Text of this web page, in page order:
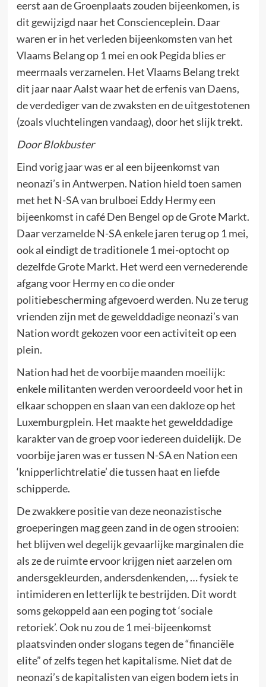
eerst aan de Groenplaats zouden bijeenkomen, is
dit gewijzigd naar het Conscienceplein. Daar
waren er in het verleden bijeenkomsten van het
Vlaams Belang op 1 mei en ook Pegida blies er
meermaals verzamelen. Het Vlaams Belang trekt
dit jaar naar Aalst waar het de erfenis van Daens,
de verdediger van de zwaksten en de uitgestotenen
(zoals vluchtelingen vandaag), door het slijk trekt.
Door Blokbuster
Eind vorig jaar was er al een bijeenkomst van
neonazi’s in Antwerpen. Nation hield toen samen
met het N-SA van brulboei Eddy Hermy een
bijeenkomst in café Den Bengel op de Grote Markt.
Daar verzamelde N-SA enkele jaren terug op 1 mei,
ook al eindigt de traditionele 1 mei-optocht op
dezelfde Grote Markt. Het werd een vernederende
afgang voor Hermy en co die onder
politiebescherming afgevoerd werden. Nu ze terug
vrienden zijn met de gewelddadige neonazi’s van
Nation wordt gekozen voor een activiteit op een
plein.
Nation had het de voorbije maanden moeilijk:
enkele militanten werden veroordeeld voor het in
elkaar schoppen en slaan van een dakloze op het
Luxemburgplein. Het maakte het gewelddadige
karakter van de groep voor iedereen duidelijk. De
voorbije jaren was er tussen N-SA en Nation een
‘knipperlichtrelatie’ die tussen haat en liefde
schipperde.
De zwakkere positie van deze neonazistische
groeperingen mag geen zand in de ogen strooien:
het blijven wel degelijk gevaarlijke marginalen die
als ze de ruimte ervoor krijgen niet aarzelen om
andersgekleurden, andersdenkenden, … fysiek te
intimideren en letterlijk te bestrijden. Dit wordt
soms gekoppeld aan een poging tot ‘sociale
retoriek’. Ook nu zou de 1 mei-bijeenkomst
plaatsvinden onder slogans tegen de “financiële
elite” of zelfs tegen het kapitalisme. Niet dat de
neonazi’s de kapitalisten van eigen bodem iets in